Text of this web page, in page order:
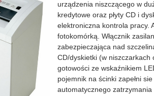
urządzenia niszczącego w
kredytowe oraz płyty CD i
elektroniczna kontrola pracy.
fotokomórką. Włącznik
zabezpieczająca nad
CD/dyskietki (w
gotowości ze wskaźnikiem
pojemnik na ścinki zapełni
automatycznego